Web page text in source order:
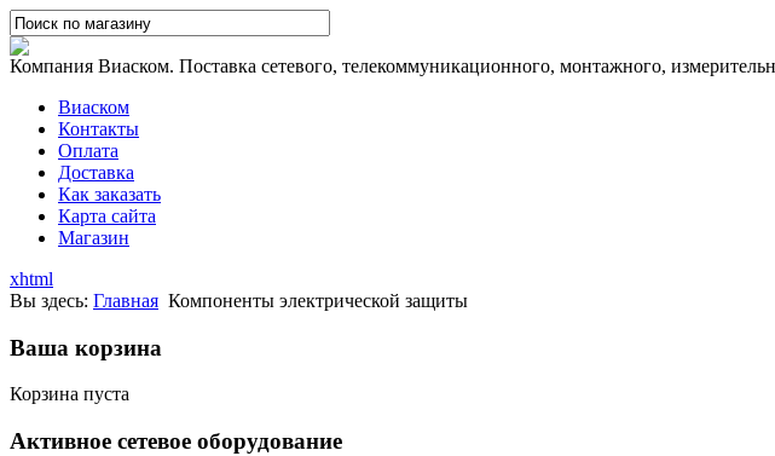
Компания Виаском. Поставка сетевого, телекоммуникационного, монтажного,
Виаском
Контакты
Оплата
Доставка
Как заказать
Карта сайта
Магазин
xhtml
Вы здесь: Главная Компоненты электрической защиты
Ваша корзина
Корзина пуста
Активное сетевое оборудование